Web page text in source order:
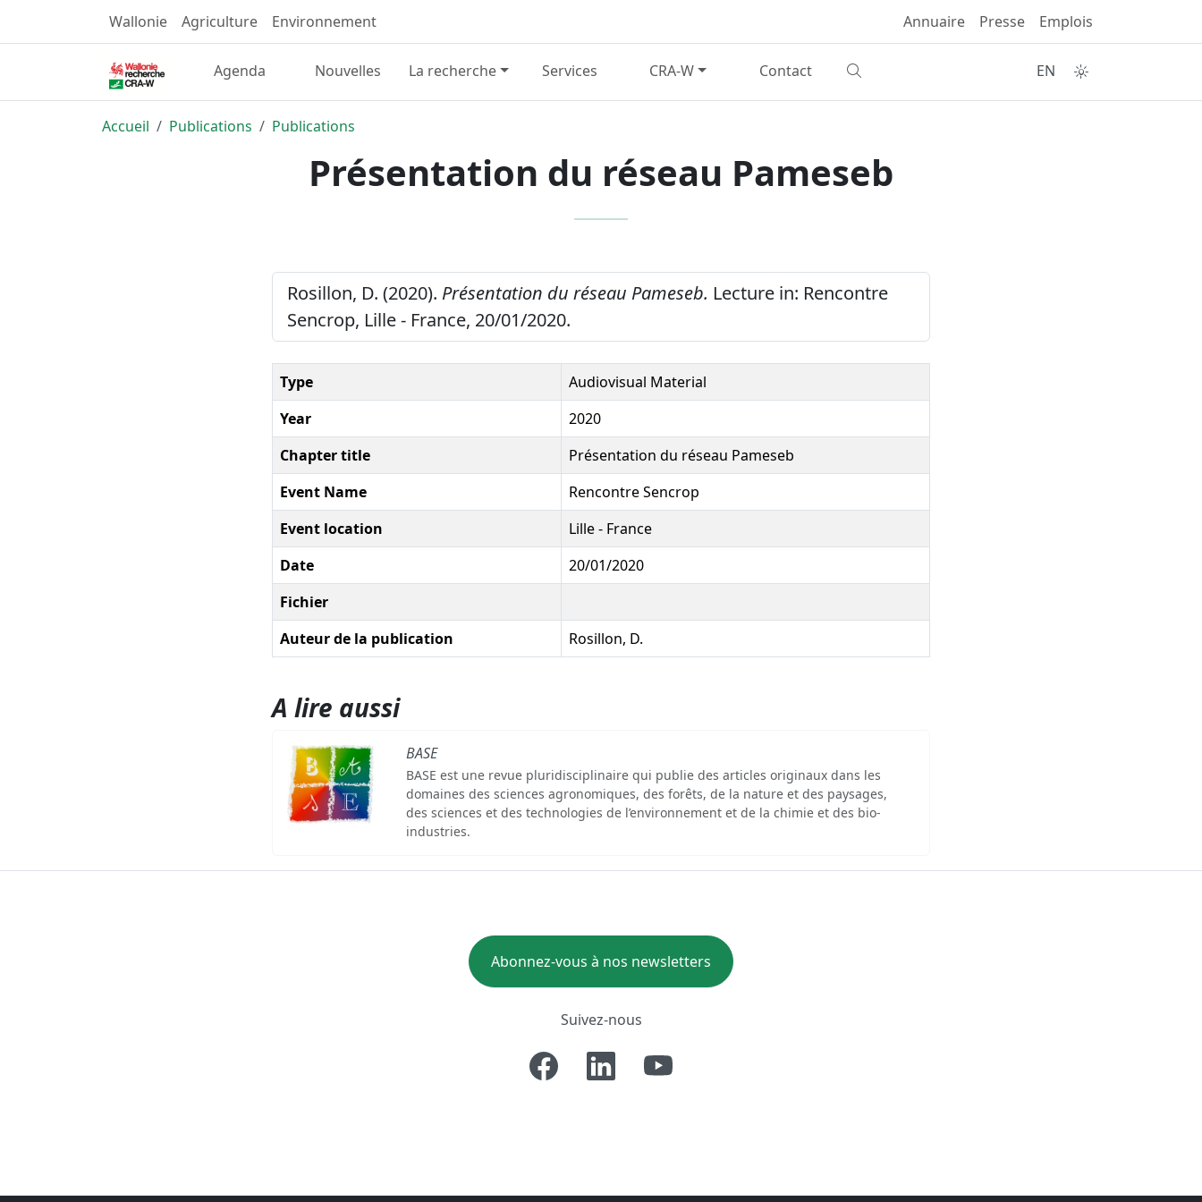
Wallonie Agriculture Environnement Annuaire Presse Emplois
Agenda Nouvelles La recherche Services CRA-W Contact EN
Accueil Publications Publications
Présentation du réseau Pameseb
Rosillon, D. (2020). Présentation du réseau Pameseb. Lecture in: Rencontre
Sencrop, Lille - France, 20/01/2020.
Type
Audiovisual Material
Year
2020
Chapter title
Présentation du réseau Pameseb
Event Name
Rencontre Sencrop
Event location
Lille - France
Date
20/01/2020
Fichier
Auteur de la publication
Rosillon, D.
A lire aussi
BASE
BASE est une revue pluridisciplinaire qui publie des articles originaux dans les
domaines des sciences agronomiques, des forêts, de la nature et des paysages,
des sciences et des technologies de l’environnement et de la chimie et des bio-
industries.
Abonnez-vous à nos newsletters
Suivez-nous